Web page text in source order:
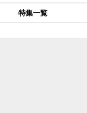
特集一覧